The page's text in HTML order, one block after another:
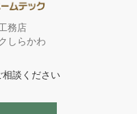
務店
しらかわ
相談ください